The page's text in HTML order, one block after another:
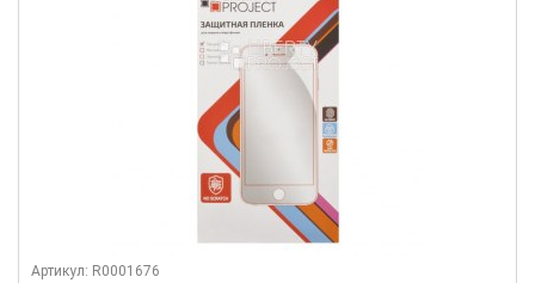
Артикул: R0001676